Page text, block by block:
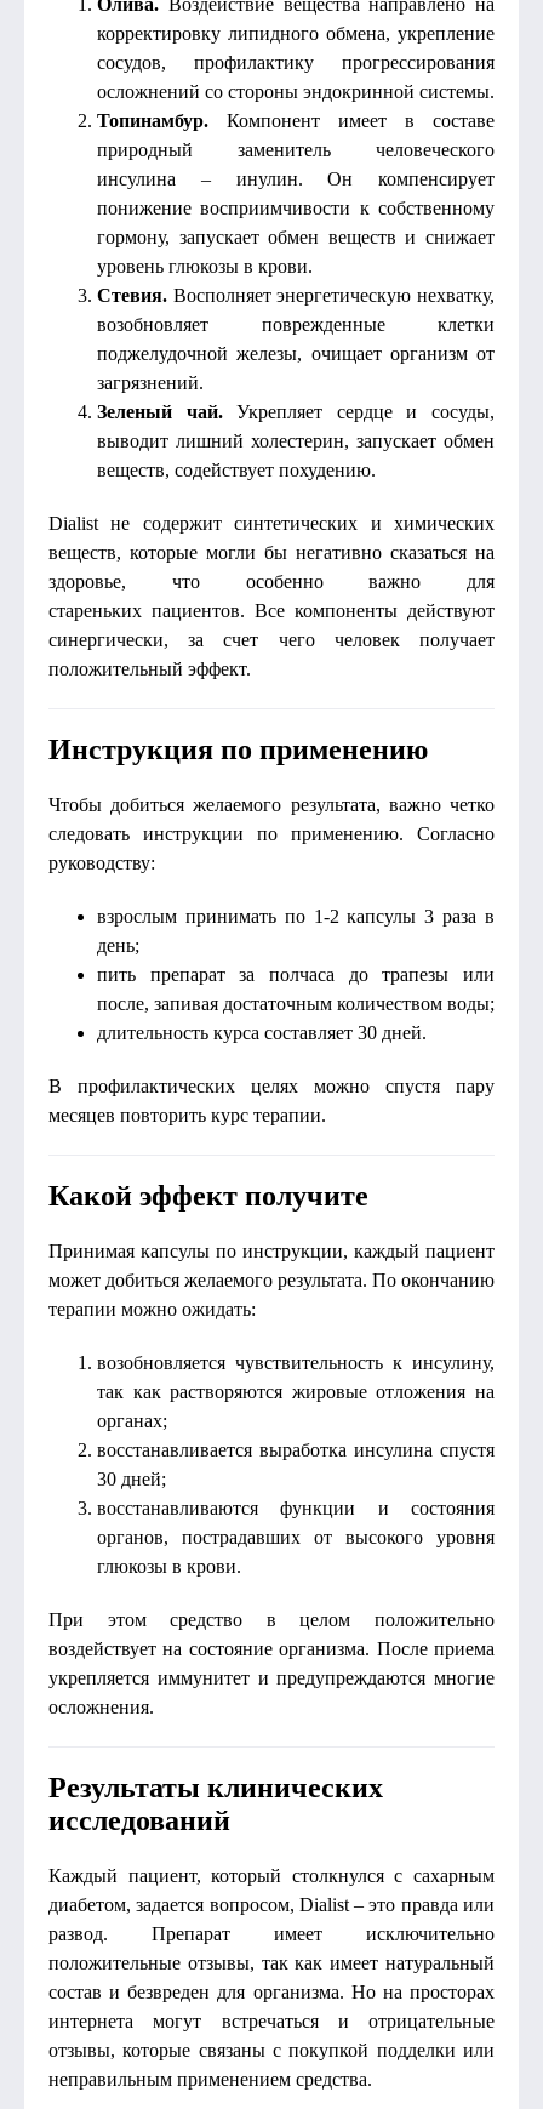
Олива. Воздействие вещества направлено на
корректировку липидного обмена, укрепление
сосудов, профилактику прогрессирования
осложнений со стороны эндокринной системы.
Топинамбур. Компонент имеет в составе
природный заменитель человеческого
инсулина – инулин. Он компенсирует
понижение восприимчивости к собственному
гормону, запускает обмен веществ и снижает
уровень глюкозы в крови.
Стевия. Восполняет энергетическую нехватку,
возобновляет поврежденные клетки
поджелудочной железы, очищает организм от
загрязнений.
Зеленый чай.Укрепляет сердце и сосуды,
выводит лишний холестерин, запускает обмен
веществ, содействует похудению.
Dialist не содержит синтетических и химических
веществ, которые могли бы негативно сказаться на
здоровье, что особенно важно для
стареньких пациентов. Все компоненты действуют
синергически, за счет чего человек получает
положительный эффект.
Инструкция по применению
Чтобы добиться желаемого результата, важно четко
следовать инструкции по применению. Согласно
руководству:
взрослым принимать по 1-2 капсулы 3 раза в
день;
пить препарат за полчаса до трапезы или
после, запивая достаточным количеством воды;
длительность курса составляет 30 дней.
В профилактических целях можно спустя пару
месяцев повторить курс терапии.
Какой эффект получите
Принимая капсулы по инструкции, каждый пациент
может добиться желаемого результата. По окончанию
терапии можно ожидать:
возобновляется чувствительность к инсулину,
так как растворяются жировые отложения на
органах;
восстанавливается выработка инсулина спустя
30 дней;
восстанавливаются функции и состояния
органов, пострадавших от высокого уровня
глюкозы в крови.
При этом средство в целом положительно
воздействует на состояние организма. После приема
укрепляется иммунитет и предупреждаются многие
осложнения.
Результаты клинических
исследований
Каждый пациент, который столкнулся с сахарным
диабетом, задается вопросом, Dialist – это правда или
развод. Препарат имеет исключительно
положительные отзывы, так как имеет натуральный
состав и безвреден для организма. Но на просторах
интернета могут встречаться и отрицательные
отзывы, которые связаны с покупкой подделки или
неправильным применением средства.